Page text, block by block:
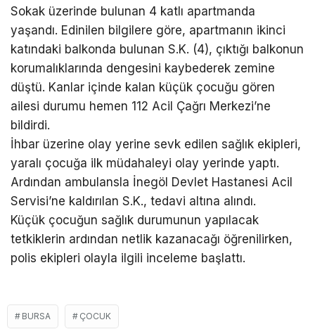
Sokak üzerinde bulunan 4 katlı apartmanda
yaşandı. Edinilen bilgilere göre, apartmanın ikinci
katındaki balkonda bulunan S.K. (4), çıktığı balkonun
korumalıklarında dengesini kaybederek zemine
düştü. Kanlar içinde kalan küçük çocuğu gören
ailesi durumu hemen 112 Acil Çağrı Merkezi’ne
bildirdi.
İhbar üzerine olay yerine sevk edilen sağlık ekipleri,
yaralı çocuğa ilk müdahaleyi olay yerinde yaptı.
Ardından ambulansla İnegöl Devlet Hastanesi Acil
Servisi’ne kaldırılan S.K., tedavi altına alındı.
Küçük çocuğun sağlık durumunun yapılacak
tetkiklerin ardından netlik kazanacağı öğrenilirken,
polis ekipleri olayla ilgili inceleme başlattı.
BURSA ÇOCUK